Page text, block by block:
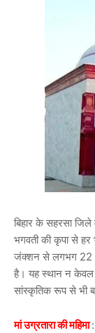
बिहार के सहरसा जिले
भगवती की कृपा से हर
जंक्शन से लगभग 22
है। यह स्थान न केवल
सांस्कृतिक रूप से भी
मां उग्रतारा की महिमा